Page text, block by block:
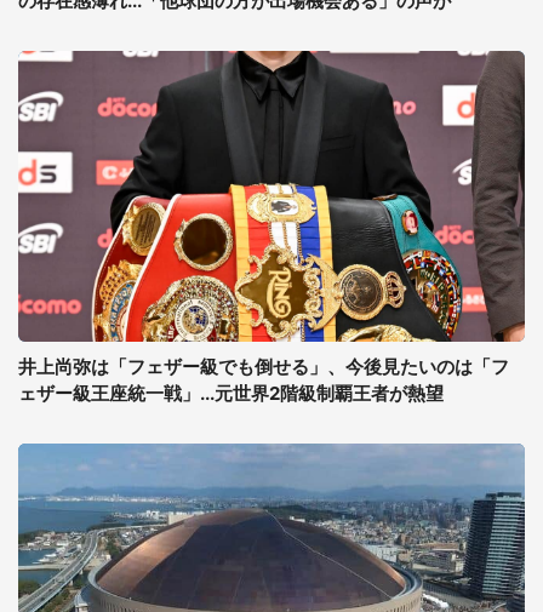
井上尚弥は「フェザー級でも倒せる」、今後見たいのは「フ
ェザー級王座統一戦」...元世界2階級制覇王者が熱望